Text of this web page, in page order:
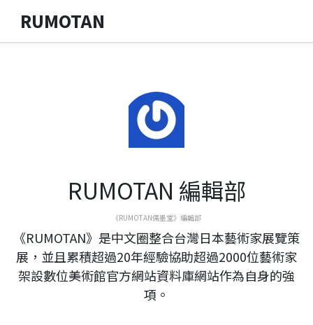
RUMOTAN
RUMOTAN 編輯部
《RUMOTAN儒墨堂》編輯部
《RUMOTAN》是中文圈整合台灣日本藝術家展覽策
展，並且累積超過20年經驗協助超過2000位藝術家
架設數位美術館官方網站資料庫網站作為自身的強
項。